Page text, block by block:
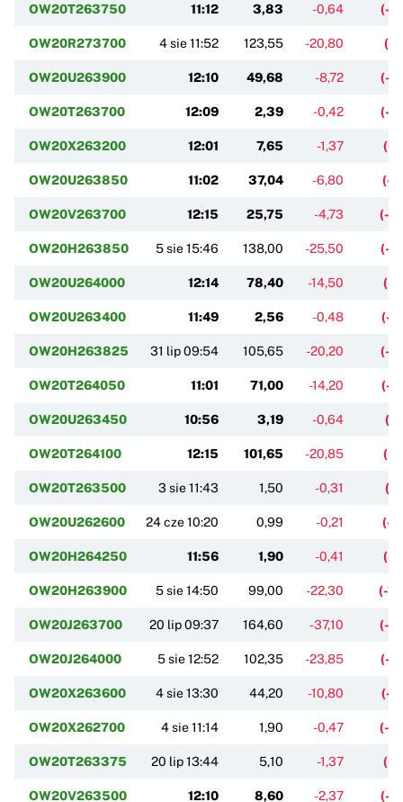
OW20T263750 11:12 3,83 -0,64 (-
OW20R273700 4 sie 11:52 123,55 -20,80 (-
OW20U263900 12:10 49,68 -8,72 (-
OW20T263700 12:09 2,39 -0,42 (-
OW20X263200 12:01 7,65 -1,37 (-
OW20U263850 11:02 37,04 -6,80 (-
OW20V263700 12:15 25,75 -4,73 (-
OW20H263850 5 sie 15:46 138,00 -25,50 (-
OW20U264000 12:14 78,40 -14,50 (-
OW20U263400 11:49 2,56 -0,48 (-
OW20H263825 31 lip 09:54 105,65 -20,20 (-
OW20T264050 11:01 71,00 -14,20 (-
OW20U263450 10:56 3,19 -0,64 (-
OW20T264100 12:15 101,65 -20,85 (-
OW20T263500 3 sie 11:43 1,50 -0,31 (-
OW20U262600 24 cze 10:20 0,99 -0,21 (-
OW20H264250 11:56 1,90 -0,41 (-
OW20H263900 5 sie 14:50 99,00 -22,30 (-
OW20J263700 20 lip 09:37 164,60 -37,10 (-
OW20J264000 5 sie 12:52 102,35 -23,85 (-
OW20X263600 4 sie 13:30 44,20 -10,80 (-
OW20X262700 4 sie 11:14 1,90 -0,47 (-
OW20T263375 20 lip 13:44 5,10 -1,37 (-
OW20V263500 12:10 8,60 -2,37 (-